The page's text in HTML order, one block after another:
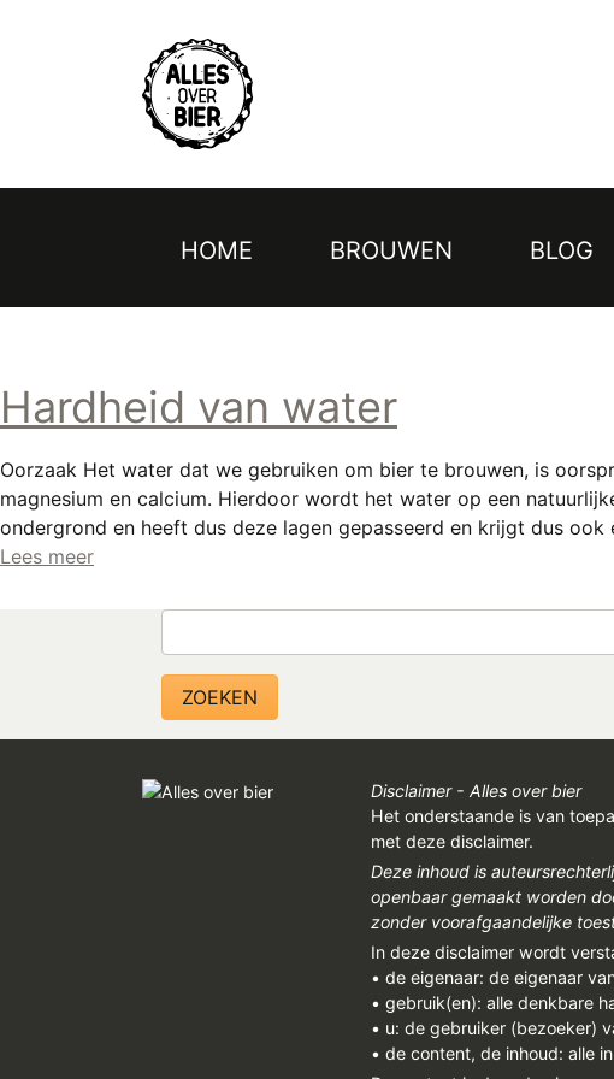
Hoofdnavigatie
HOME BROUWEN BLOG
Hardheid van water
Oorzaak Het water dat we gebruiken om bier te brouwen, is
magnesium en calcium. Hierdoor wordt het water op een
ondergrond en heeft dus deze lagen gepasseerd en krijgt dus ook
Lees meer
Disclaimer - Alles over bier
Het onderstaande is van
met deze disclaimer.
Deze inhoud is
openbaar gemaakt worden
zonder voorafgaandelijke
In deze disclaimer wordt
• de eigenaar: de eigenaar
• gebruik(en): alle denkbare
• u: de gebruiker (bezoeker)
• de content, de inhoud: alle